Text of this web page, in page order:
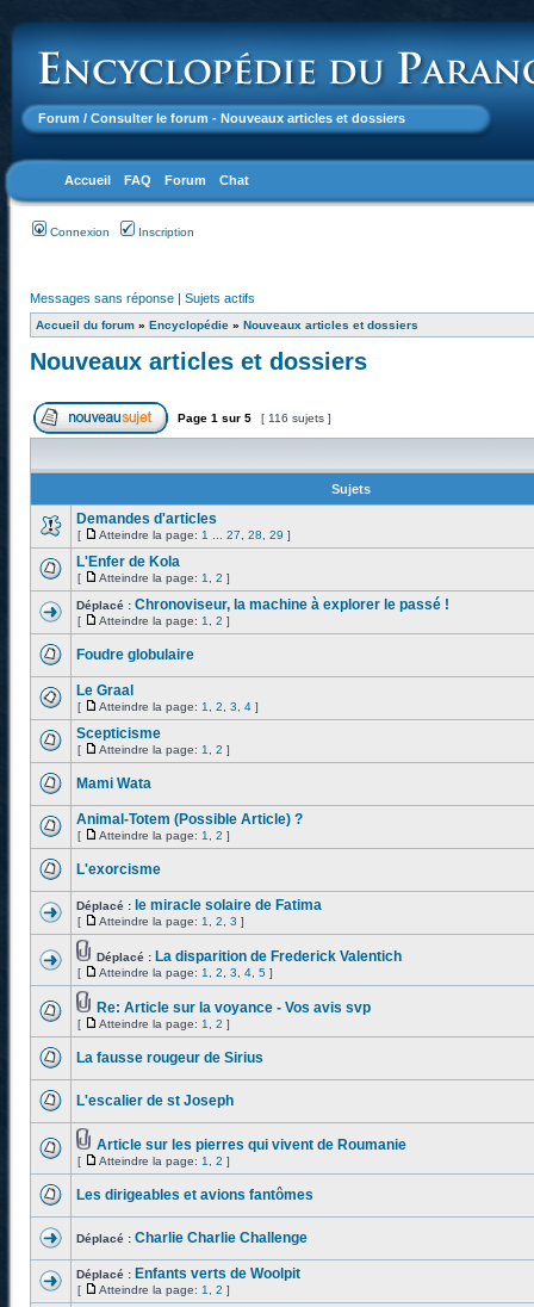
Forum / Consulter le forum - Nouveaux articles et dossiers
Accueil FAQ Forum Chat
Connexion Inscription
Messages sans réponse | Sujets actifs
Accueil du forum » Encyclopédie » Nouveaux articles et dossiers
Nouveaux articles et dossiers
Page 1 sur 5 [ 116 sujets ]
Sujets
Demandes d'articles
[ Atteindre la page: 1 27 28 29 ]
L'Enfer de Kola
[ Atteindre la page: 1 2 ]
Déplacé : Chronoviseur, la machine à explorer le passé !
[ Atteindre la page: 1 2 ]
Foudre globulaire
Le Graal
[ Atteindre la page: 1 2 3 4 ]
Scepticisme
[ Atteindre la page: 1 2 ]
Mami Wata
Animal-Totem (Possible Article) ?
[ Atteindre la page: 1 2 ]
L'exorcisme
Déplacé : le miracle solaire de Fatima
[ Atteindre la page: 1 2 3 ]
Déplacé : La disparition de Frederick Valentich
[ Atteindre la page: 1 2 3 4 5 ]
Re: Article sur la voyance - Vos avis svp
[ Atteindre la page: 1 2 ]
La fausse rougeur de Sirius
L'escalier de st Joseph
Article sur les pierres qui vivent de Roumanie
[ Atteindre la page: 1 2 ]
Les dirigeables et avions fantômes
Déplacé : Charlie Charlie Challenge
Déplacé : Enfants verts de Woolpit
[ Atteindre la page: 1 2 ]